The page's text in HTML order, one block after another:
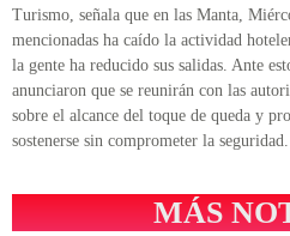
Turismo, señala que en las Manta,
mencionadas ha caído la actividad
la gente ha reducido sus salidas. Ante
anunciaron que se reunirán con las
sobre el alcance del toque de queda y
sostenerse sin comprometer la seguridad.
MÁS